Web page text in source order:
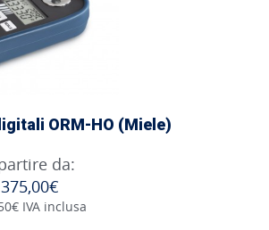
ORM-HO (Miele)
da:
375,00€
IVA inclusa